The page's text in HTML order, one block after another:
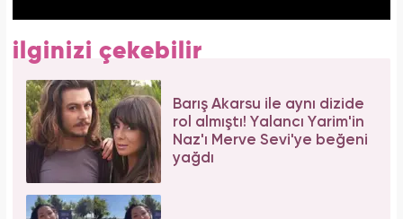
ilginizi çekebilir
Barış Akarsu ile aynı dizide
rol almıştı! Yalancı Yarim'in
Naz'ı Merve Sevi'ye beğeni
yağdı